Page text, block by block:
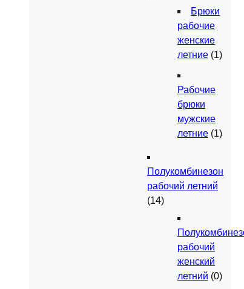
Брюки
рабочие
женские
летние (1)
Рабочие
брюки
мужские
летние (1)
Полукомбинезон
рабочий летний
(14)
рабочий
женский
летний (0)